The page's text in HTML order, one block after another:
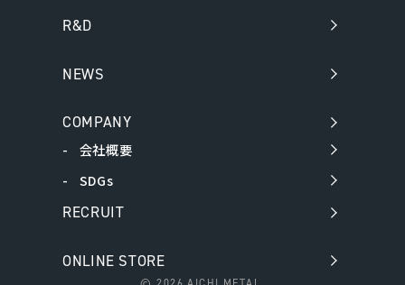
R&D
NEWS
COMPANY
会社概要
SDGs
RECRUIT
ONLINE STORE